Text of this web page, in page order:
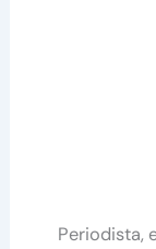
Periodista,